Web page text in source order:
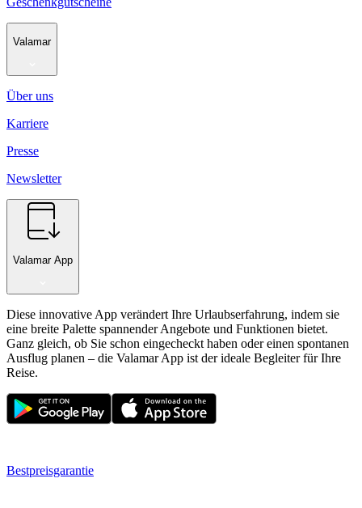
Valamar
Über uns
Karriere
Presse
Newsletter
Valamar App
Diese innovative App verändert Ihre Urlaubserfahrung, indem sie
eine breite Palette spannender Angebote und Funktionen bietet.
Ganz gleich, ob Sie schon eingecheckt haben oder einen spontanen
Ausflug planen – die Valamar App ist der ideale Begleiter für Ihre
Reise.
Bestpreisgarantie